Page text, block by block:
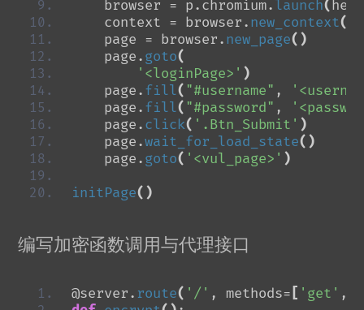
    browser = p.chromium.
launch(
    context = browser.
new_context()
    page = browser.
new_page()
    page.
goto(
'<loginPage>' )
    page.
fill( "#username" ,
    page.
fill( "#password" ,
    page.
click( '.Btn_Submit' )
    page.
wait_for_load_state()
    page.
goto( '<vul_page>' )
initPage()
编写加密函数调用与代理接口
@server. route( '/' , methods= 'get' ,